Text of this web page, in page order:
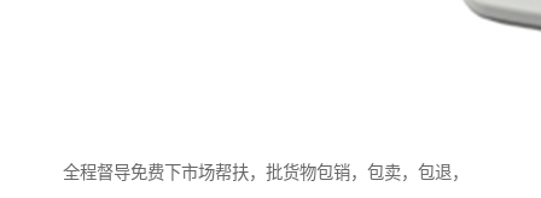
全程督导免费下市场帮扶，批货物包销，包卖，包退，